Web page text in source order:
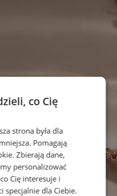
co Cię
strona była dla
Pomagają
Zbierają dane,
personalizować
Cię interesuje i
specjalnie dla Ciebie.